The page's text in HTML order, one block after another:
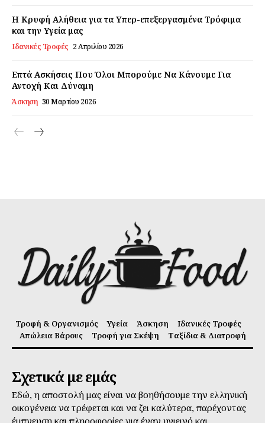
Αποποίηση Ευθυνών
Ο λογαριασμός μου
Η Κρυφή Αλήθεια για τα Υπερ-επεξεργασμένα Τρόφιμα
και την Υγεία μας
Ιδανικές Τροφές 2 Απριλίου 2026
Επτά Ασκήσεις Που Όλοι Μπορούμε Να Κάνουμε Για
Αντοχή Και Δύναμη
Άσκηση 30 Μαρτίου 2026
Τροφή & Οργανισμός Υγεία Άσκηση
Ιδανικές Τροφές
Απώλεια Βάρους
Τροφή για Σκέψη Ταξίδια & Διατροφή
Σχετικά με εμάς
Εδώ, η αποστολή μας είναι να βοηθήσουμε την ελληνική
οικογένεια να τρέφεται και να ζει καλύτερα, παρέχοντας
έμπνευση και πληροφορίες για έναν υγιεινό και